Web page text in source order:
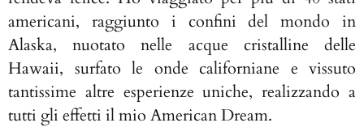
americani, raggiunto i confini del mondo in
Alaska, nuotato nelle acque cristalline delle
Hawaii, surfato le onde californiane e vissuto
tantissime altre esperienze uniche, realizzando a
tutti gli effetti il mio American Dream.